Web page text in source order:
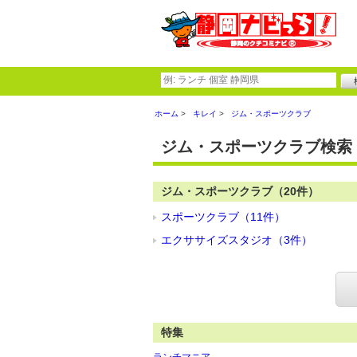
ホーム キレイ ジム・スポーツクラブ
ジム・スポーツクラブ検索
ジム・スポーツクラブ（20件）
スポーツクラブ（11件）
エクササイズスタジオ（3件）
特集